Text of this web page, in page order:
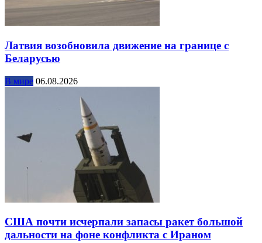
Латвия возобновила движение на границе с
Беларусью
В мире 06.08.2026
США почти исчерпали запасы ракет большой
дальности на фоне конфликта с Ираном